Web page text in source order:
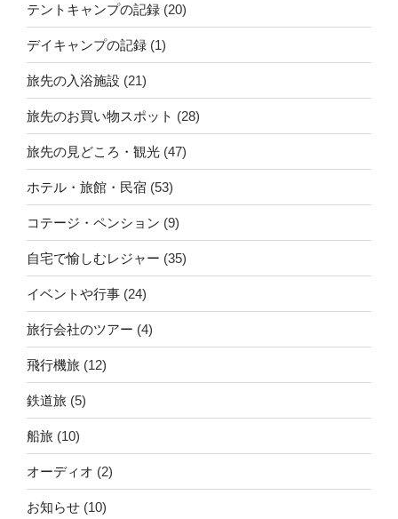
テントキャンプの記録 (20)
デイキャンプの記録 (1)
旅先の入浴施設 (21)
旅先のお買い物スポット (28)
旅先の見どころ・観光 (47)
ホテル・旅館・民宿 (53)
コテージ・ペンション (9)
自宅で愉しむレジャー (35)
イベントや行事 (24)
旅行会社のツアー (4)
飛行機旅 (12)
鉄道旅 (5)
船旅 (10)
オーディオ (2)
お知らせ (10)